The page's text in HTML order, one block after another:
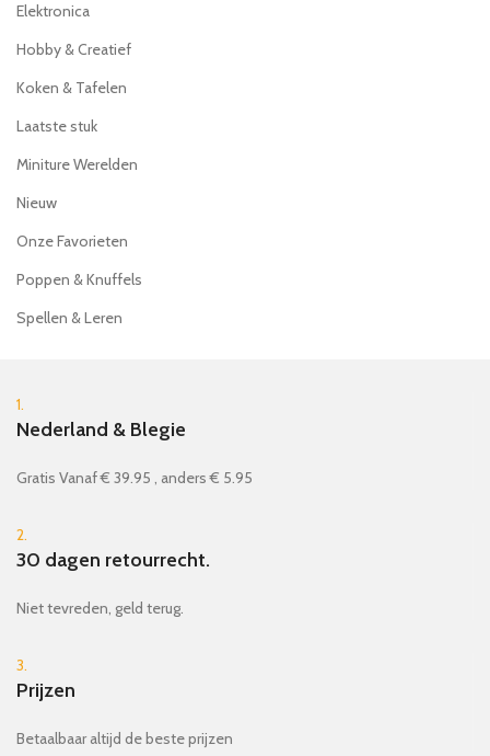
Elektronica
Hobby & Creatief
Koken & Tafelen
Laatste stuk
Miniture Werelden
Nieuw
Onze Favorieten
Poppen & Knuffels
Spellen & Leren
1.
Nederland & Blegie
Gratis Vanaf € 39.95 , anders € 5.95
2.
30 dagen retourrecht.
Niet tevreden, geld terug.
3.
Prijzen
Betaalbaar altijd de beste prijzen